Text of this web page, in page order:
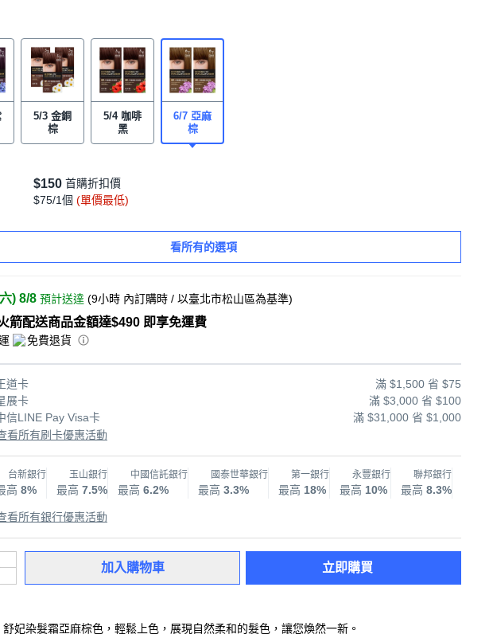
5/3 金銅
棕
5/4 咖啡
黑
6/7 亞麻
棕
$150 首購折扣價
$75/1個 (單價最低)
看所有的選項
) 8/8 預計送達 (9小時 內訂購時 / 以臺北市松山區為基準)
箭配送商品金額達$490 即享免運費
免費退貨
道卡
滿 $1,500 省 $75
展卡
滿 $3,000 省 $100
信LINE Pay Visa卡
滿 $31,000 省 $1,000
看所有刷卡優惠活動
台新銀行
高 8%
玉山銀行
最高 7.5%
中國信託銀行
最高 6.2%
國泰世華銀行
最高 3.3%
第一銀行
最高 18%
永豐銀行
最高 10%
聯邦銀行
最高 8.3%
看所有銀行優惠活動
加入購物車 立即購買
舒妃染髮霜亞麻棕色，輕鬆上色，展現自然柔和的髮色，讓您煥然一新。